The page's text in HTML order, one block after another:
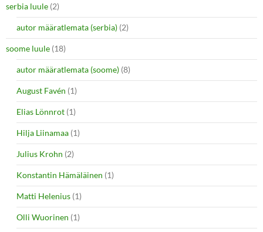
serbia luule (2)
autor määratlemata (serbia) (2)
soome luule (18)
autor määratlemata (soome) (8)
August Favén (1)
Elias Lönnrot (1)
Hilja Liinamaa (1)
Julius Krohn (2)
Konstantin Hämäläinen (1)
Matti Helenius (1)
Olli Wuorinen (1)